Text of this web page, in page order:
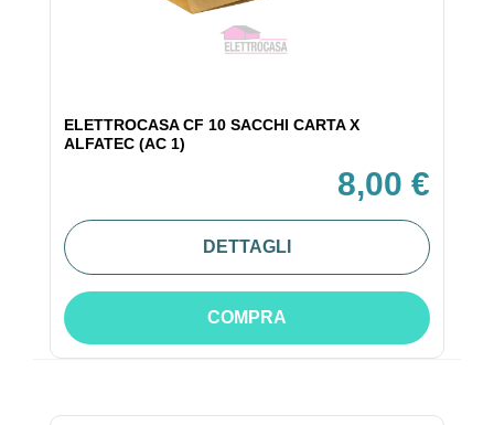
ELETTROCASA CF 10 SACCHI CARTA X
ALFATEC (AC 1)
8,00 €
DETTAGLI
COMPRA